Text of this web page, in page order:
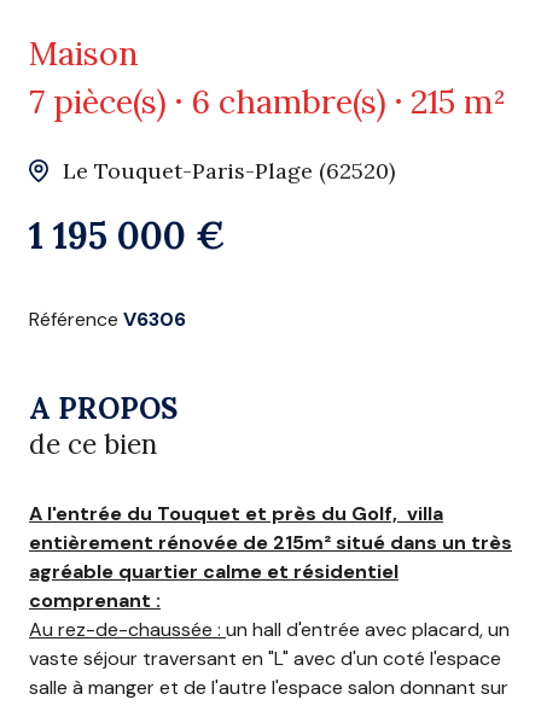
Maison
7 pièce(s)
6 chambre(s) 215 m²
Le Touquet-Paris-Plage (62520)
1 195 000 €
Référence V6306
A PROPOS
de ce bien
A l'entrée du Touquet et près du Golf, villa
entièrement rénovée de 215m² situé dans un très
agréable quartier calme et résidentiel
comprenant :
Au rez-de-chaussée : un hall d'entrée avec placard, un
vaste séjour traversant en "L" avec d'un coté l'espace
salle à manger et de l'autre l'espace salon donnant sur